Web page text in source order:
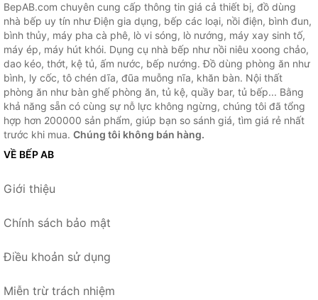
BepAB.com chuyên cung cấp thông tin giá cả thiết bị, đồ dùng
nhà bếp uy tín như Điện gia dụng, bếp các loại, nồi điện, bình đun,
bình thủy, máy pha cà phê, lò vi sóng, lò nướng, máy xay sinh tố,
máy ép, máy hút khói. Dụng cụ nhà bếp như nồi niêu xoong chảo,
dao kéo, thớt, kệ tủ, ấm nước, bếp nướng. Đồ dùng phòng ăn như
bình, ly cốc, tô chén dĩa, đũa muỗng nĩa, khăn bàn. Nội thất
phòng ăn như bàn ghế phòng ăn, tủ kệ, quầy bar, tủ bếp... Bằng
khả năng sẵn có cùng sự nỗ lực không ngừng, chúng tôi đã tổng
hợp hơn 200000 sản phẩm, giúp bạn so sánh giá, tìm giá rẻ nhất
trước khi mua. Chúng tôi không bán hàng.
VỀ BẾP AB
Giới thiệu
Chính sách bảo mật
Điều khoản sử dụng
Miễn trừ trách nhiệm